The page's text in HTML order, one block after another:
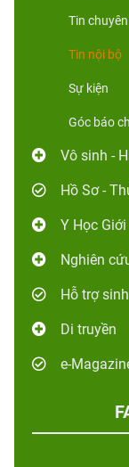
Tin
Tin nội bộ
Sự kiện
Góc báo
Vô sinh -
Hồ Sơ -
Y Học
Nghiên
Hỗ trợ
Di truyền
e-